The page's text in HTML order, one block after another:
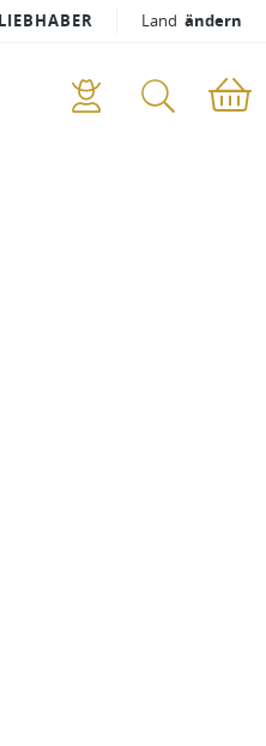
Land ändern